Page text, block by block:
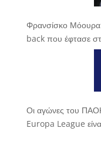
Φρανσίσκο
back που έφτασε
Οι αγώνες του
Europa League